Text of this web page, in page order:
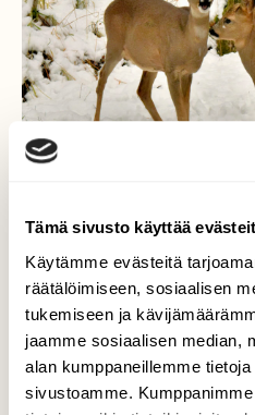
Tämä sivusto käyttää
Käytämme evästeitä
räätälöimiseen, sosiaalisen
tukemiseen ja
jaamme sosiaalisen median,
alan kumppaneillemme
sivustoamme.